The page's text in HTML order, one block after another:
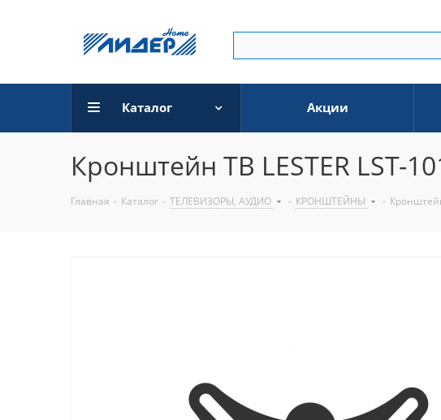
Каталог Акции
Кронштейн ТВ LESTER LST-
Главная - Каталог - ТЕЛЕВИЗОРЫ, АУДИО - КРОНШТЕЙНЫ -